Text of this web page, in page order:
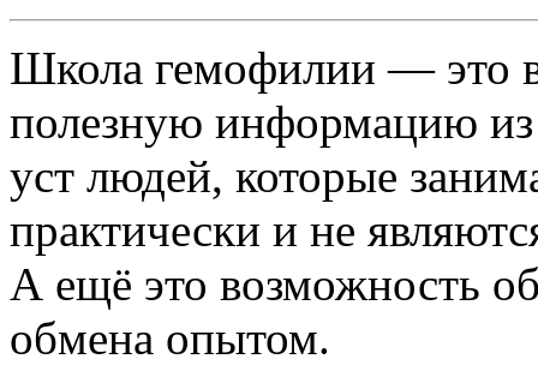
Школа гемофилии — это
полезную информацию из
уст людей, которые
практически и не
А ещё это возможность
обмена опытом.